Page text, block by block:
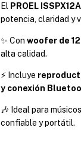
El PROEL
potencia, claridad y
✨ Con woofer de
alta calidad.
⚡ Incluye
y conexión
🎶 Ideal para
confiable y portátil.